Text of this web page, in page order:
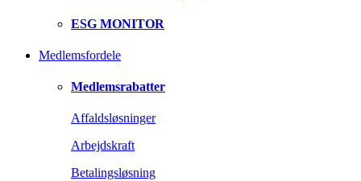
ESG MONITOR
Medlemsfordele
Medlemsrabatter
Affaldsløsninger
Arbejdskraft
Betalingsløsning